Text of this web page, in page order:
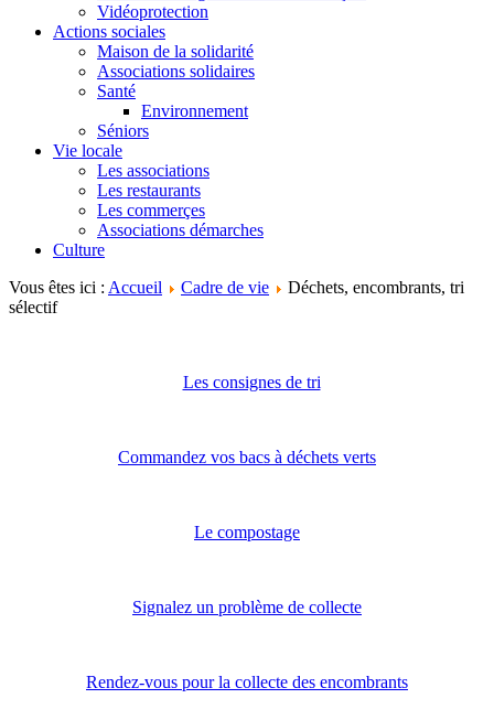
Vidéoprotection
Actions sociales
Maison de la solidarité
Associations solidaires
Santé
Environnement
Séniors
Vie locale
Les associations
Les restaurants
Les commerçes
Associations démarches
Culture
Vous êtes ici : Accueil Cadre de vie
Déchets, encombrants, tri
sélectif
Les consignes de tri
Commandez vos bacs à déchets verts
Le compostage
Signalez un problème de collecte
Rendez-vous pour la collecte des encombrants